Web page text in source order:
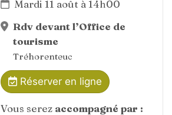
Mardi 11 août à 14h00
Rdv devant l’Office de
tourisme
Tréhorenteuc
Réserver en ligne
Vous serez accompagné par :